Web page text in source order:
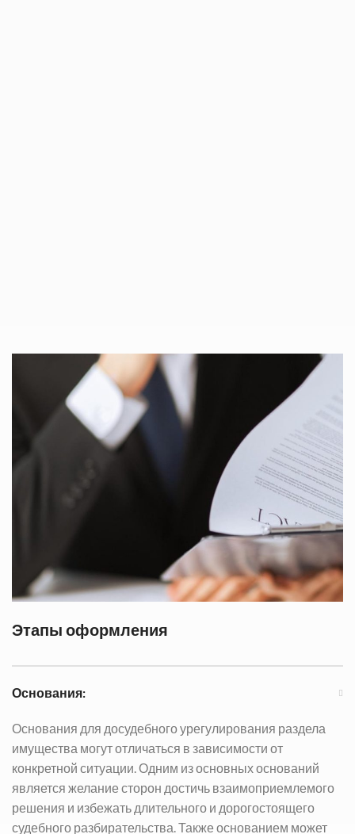
Этапы оформления
Основания:
Основания для досудебного урегулирования раздела
имущества могут отличаться в зависимости от
конкретной ситуации. Одним из основных оснований
является желание сторон достичь взаимоприемлемого
решения и избежать длительного и дорогостоящего
судебного разбирательства. Также основанием может